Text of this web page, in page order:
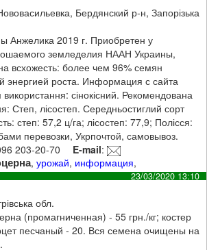
Бердянский р-н, Запорізька
Анжелика 2019 г. Приобретен у
земледелия НААН Украины,
всхожесть: более чем 96% семян
энергией роста. Информация с сайта
сінокісний. Рекомендована
Степ, лісостеп. Середньостиглий сорт
степ: 57,2 ц/га; лісостеп: 77,9; Полісся:
перевозки, Укрпочтой, самовывоз.
203-20-70 E-mail:
,урожай, информация,
23/03/2020 13:10
обл.
(промагниченная) - 55 грн./кг; костер
песчаный - 20. Вся семена очищены на